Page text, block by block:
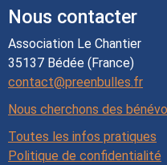
Nous contacter
Association Le Chantier
35137 Bédée (France)
contact@preenbulles.fr
Nous cherchons des
Toutes les infos pratiques
Politique de confidentialité